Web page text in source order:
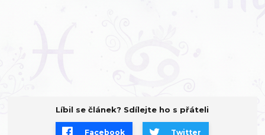
Líbil se článek? Sdílejte ho s přáteli
Facebook Twitter